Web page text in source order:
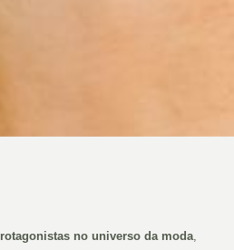
no universo da moda,